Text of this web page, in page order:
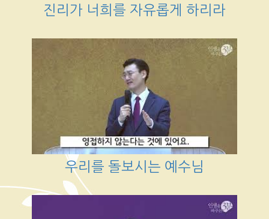
진리가 너희를 자유롭게 하리라
우리를 돌보시는 예수님